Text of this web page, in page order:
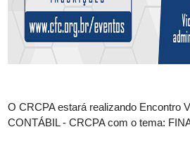
O CRCPA estará realizando Encontro
CONTÁBIL - CRCPA com o tema: